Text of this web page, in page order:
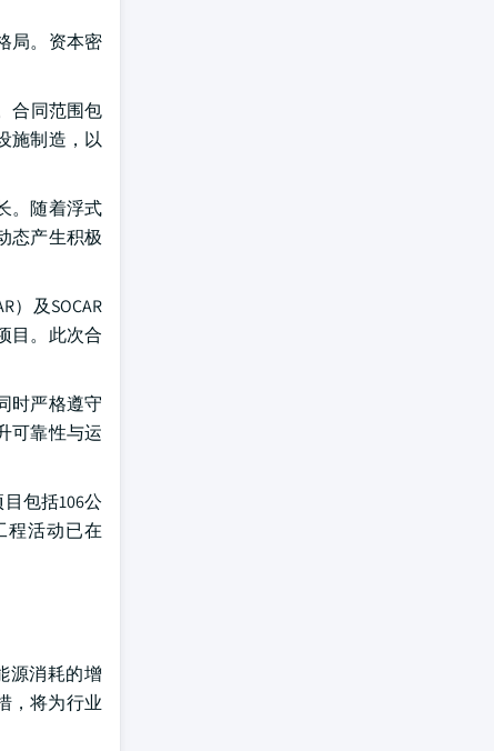
局。资本密
合同范围包
施制造，以
。随着浮式
态产生积极
）及SOCAR
目。此次合
时严格遵守
可靠性与运
包括106公
程活动已在
源消耗的增
，将为行业